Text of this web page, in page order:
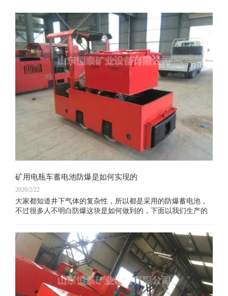
矿用电瓶车蓄电池防爆是如何实现的
2020/2/22
大家都知道井下气体的复杂性，所以都是采用的防爆蓄电池，
不过很多人不明白防爆这块是如何做到的，下面以我们生产的